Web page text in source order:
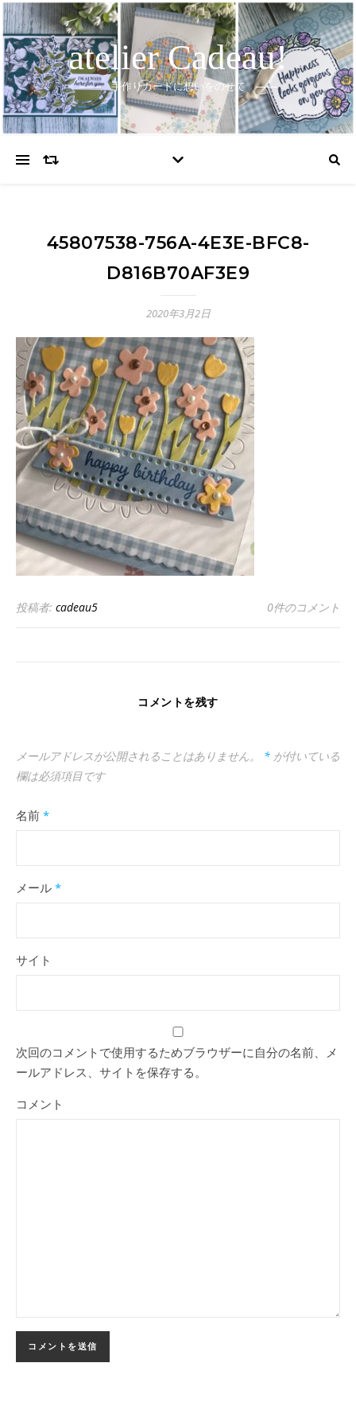
atelier Cadeau!
手作りカードに想いをのせて
45807538-756A-4E3E-BFC8-
D816B70AF3E9
2020年3月2日
投稿者: cadeau5 0件のコメント
コメントを残す
メールアドレスが公開されることはありません。 * が付いている
欄は必須項目です
名前 *
メール *
サイト
次回のコメントで使用するためブラウザーに自分の名前、メ
ールアドレス、サイトを保存する。
コメント